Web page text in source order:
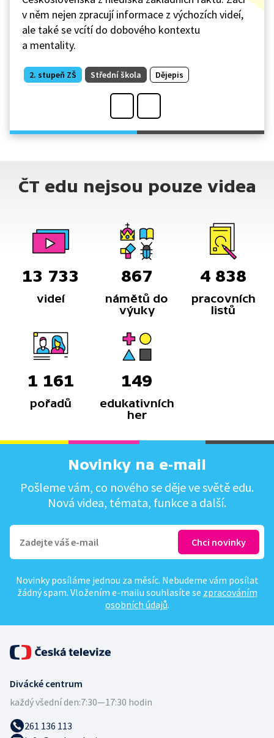
v něm nejen zpracují informace z výchozích videí,
ale také se vcítí do dobového kontextu
a mentality.
2. stupeň ZŠ Střední škola Dějepis
ČT edu nejsou pouze videa
13 733
videí
867
námětů do
výuky
4 838
pracovních
listů
1 161
pořadů
149
edukativních
her
Novinky na e-mail
Pošleme vám, co nového se děje ve světě edu.
Nová videa, témata, funkce a další.
Novinky posíláme jednou za měsíc. Nebudeme vám posílat
žádný spam. Vložením e-mailu souhlasíte se zpracováním
osobních údajů.